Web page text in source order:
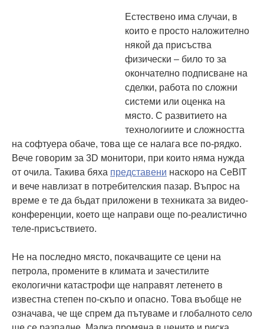
Естествено има случаи, в
които е просто наложително
някой да присъства
физически – било то за
окончателно подписване на
сделки, работа по сложни
системи или оценка на
място. С развитието на
технологиите и сложността
на софтуера обаче, това ще се налага все по-рядко.
Вече говорим за 3D монитори, при които няма нужда
от очила. Такива бяха представени наскоро на CeBIT
и вече навлизат в потребителския пазар. Въпрос на
време е те да бъдат приложени в техниката за видео-
конференции, което ще направи още по-реалистично
теле-присъствието.
Не на последно място, покачващите се цени на
петрола, промените в климата и зачестилите
екологични катастрофи ще направят летенето в
известна степен по-скъпо и опасно. Това въобще не
означава, че ще спрем да пътуваме и глобалното село